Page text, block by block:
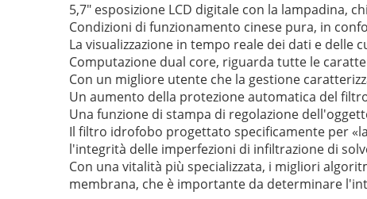
5,7" esposizione LCD digitale con la lampadina,
Condizioni di funzionamento cinese pura, in
La visualizzazione in tempo reale dei dati e
Computazione dual core, riguarda tutte le
Con un migliore utente che la gestione
Un aumento della protezione automatica del
Una funzione di stampa di regolazione
Il filtro idrofobo progettato specificamente per
l'integrità delle imperfezioni di infiltrazione di
Con una vitalità più specializzata, i migliori
membrana, che è importante da determinare